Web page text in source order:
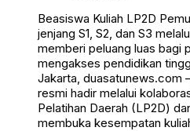
Beasiswa Kuliah LP2D
jenjang S1, S2, dan S3
memberi peluang luas bagi
mengakses pendidikan
Jakarta, duasatunews.com
resmi hadir melalui
Pelatihan Daerah (LP2D)
membuka kesempatan